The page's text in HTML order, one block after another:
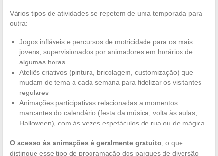
Vários tipos de atividades se repetem de uma temporada para
outra:
Jogos infláveis e percursos de motricidade para os mais
jovens, supervisionados por animadores em horários de
algumas horas
Ateliês criativos (pintura, bricolagem, customização) que
mudam de tema a cada semana para fidelizar os visitantes
regulares
Animações participativas relacionadas a momentos
marcantes do calendário (festa da música, volta às aulas,
Halloween), com às vezes espetáculos de rua ou de mágica
O acesso às animações é geralmente gratuito , o que
distingue esse tipo de programação dos parques de diversão